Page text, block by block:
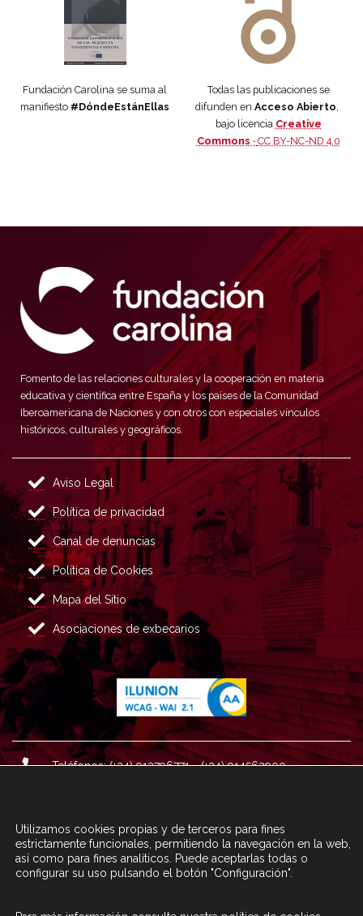
Fundación Carolina se suma al
manifiesto #DóndeEstánEllas
Todas las publicaciones se
difunden en Acceso Abierto,
bajo licencia Creative
Commons · CC BY-NC-ND 4.0
Fomento de las relaciones culturales y la cooperación en materia
educativa y científica entre España y los países de la Comunidad
Iberoamericana de Naciones y con otros con especiales vínculos
históricos, culturales y geográficos.
Aviso Legal
Política de privacidad
Canal de denuncias
Política de Cookies
Mapa del Sitio
Asociaciones de exbecarios
Teléfonos: (+34) 913796771 - (+34) 914562900
Correo : informacion@fundacioncarolina.es
CONTACTA CON FCA TRAVÉS DEL
Utilizamos cookies propias y de terceros para fines
estrictamente funcionales, permitiendo la navegación en la web,
así como para fines analíticos. Puede aceptarlas todas o
configurar su uso pulsando el botón "Configuración".